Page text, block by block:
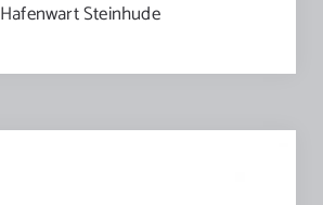
Hafenwart Steinhude